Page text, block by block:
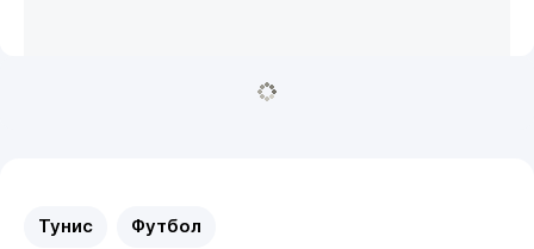
Тунис Футбол